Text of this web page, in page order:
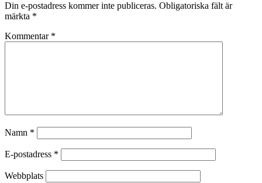
Din e-postadress kommer inte publiceras. Obligatoriska fält är
märkta *
Kommentar *
Namn *
E-postadress *
Webbplats